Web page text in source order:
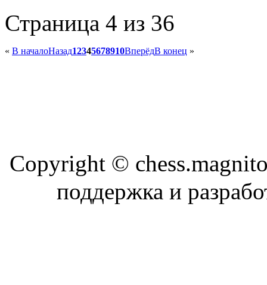
Страница 4 из 36
« В началоНазад12345678910ВперёдВ конец »
Copyright ©
поддержка и